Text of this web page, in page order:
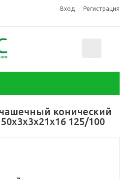
Вход Регистрация
конический
125/100